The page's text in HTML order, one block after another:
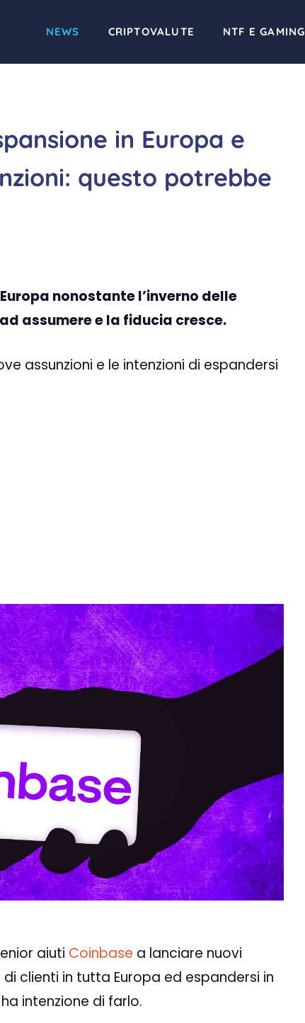
NEWS CRIPTOVALUTE NTF E GAMING
in Europa e
questo potrebbe
nonostante l’inverno delle
assumere e la fiducia cresce.
assunzioni e le intenzioni di espandersi
aiuti Coinbase a lanciare nuovi
clienti in tutta Europa ed espandersi in
intenzione di farlo.